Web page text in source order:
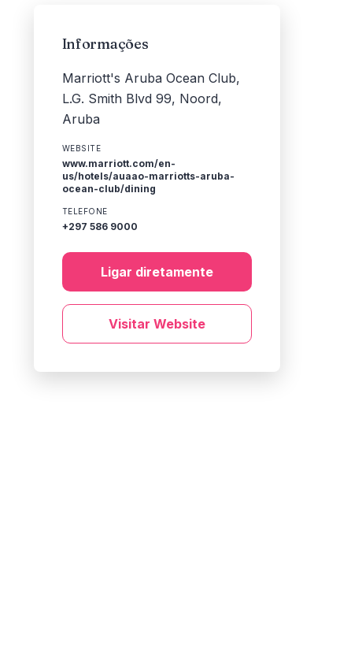
Informações
Marriott's Aruba Ocean Club,
L.G. Smith Blvd 99, Noord,
Aruba
WEBSITE
www.marriott.com/en-
us/hotels/auaao-marriotts-aruba-
ocean-club/dining
TELEFONE
+297 586 9000
Ligar diretamente
Visitar Website